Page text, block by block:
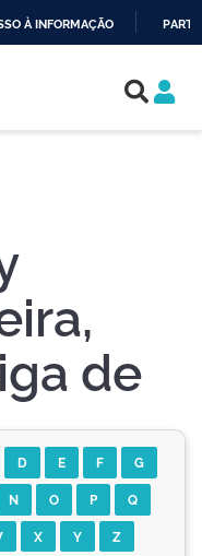
À INFORMAÇÃO
de
D E F
G
N O P
Q
X Y Z